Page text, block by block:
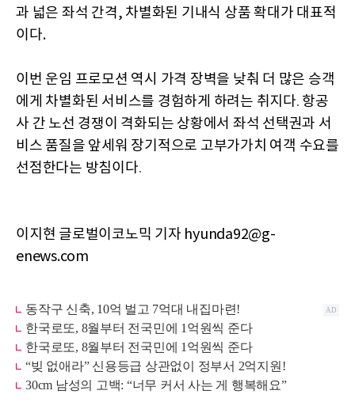
과 넓은 좌석 간격, 차별화된 기내식 상품 확대가 대표적
이다.
이번 운임 프로모션 역시 가격 장벽을 낮춰 더 많은 승객
에게 차별화된 서비스를 경험하게 하려는 취지다. 항공
사 간 노선 경쟁이 격화되는 상황에서 좌석 선택권과 서
비스 품질을 앞세워 장기적으로 고부가가치 여객 수요를
선점한다는 방침이다.
이지현 글로벌이코노믹 기자 hyunda92@g-
enews.com